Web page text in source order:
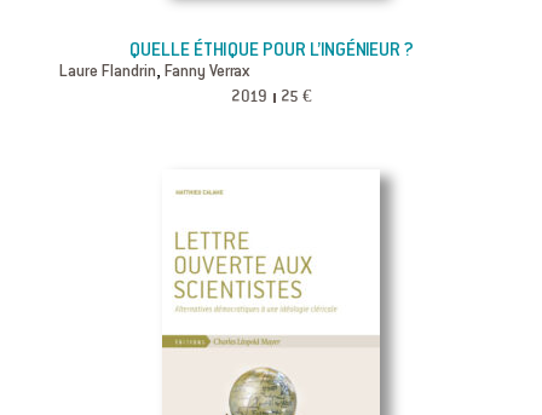
QUELLE ÉTHIQUE POUR L’INGÉNIEUR ?
Laure Flandrin, Fanny Verrax
2019 25 €